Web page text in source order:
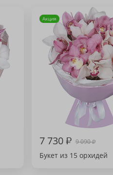
Акция
7 730₽ 9 090₽
Букет из 15 орхидей